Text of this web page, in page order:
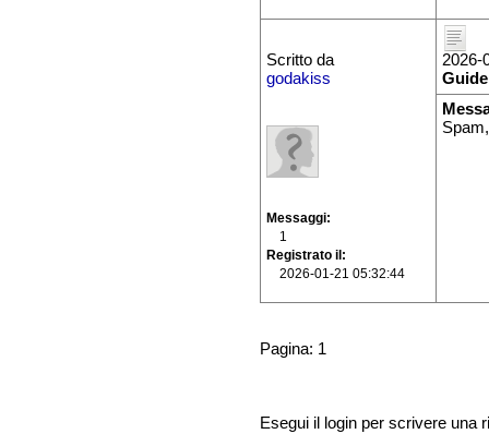
Scritto da
godakiss
Messaggi
1
Registrato il
2026-01-21 05:32:44
2026-
Pagina: 1
Esegui il login per scrivere una